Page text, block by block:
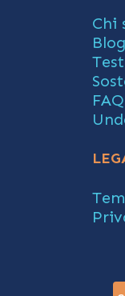
Chi
Blog
FAQ